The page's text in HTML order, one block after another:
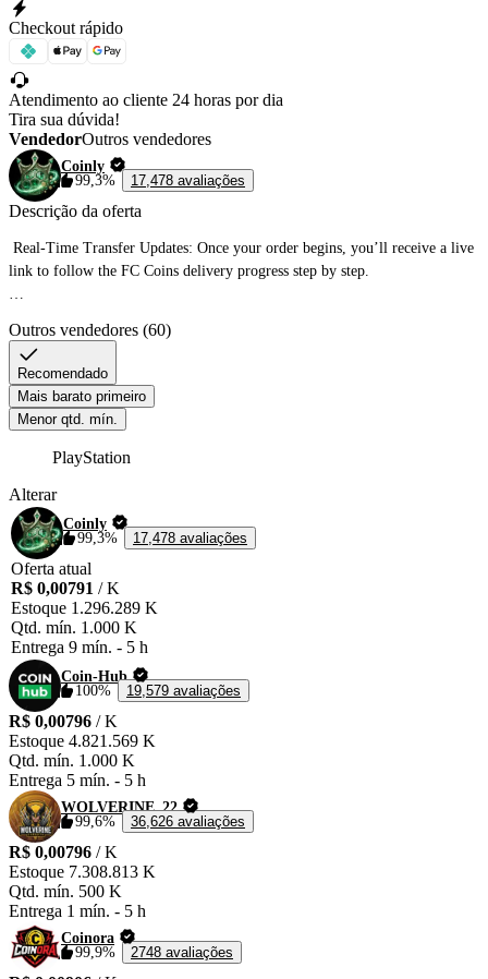
Checkout rápido
Atendimento ao cliente 24 horas por dia
Tira sua dúvida!
VendedorOutros vendedores
Coinly
99,3%
17,478 avaliações
Descrição da oferta
Real-Time Transfer Updates: Once your order begins, you’ll receive a live
link to follow the FC Coins delivery progress step by step.
🔸 Proven and dependable service
🔸 Fair and budget-friendly prices
🔸 Fast and protected transactions
🔸 24/7 customer support
🛡️ Safe and trusted delivery system
⚠️ Comfort Trade method is applied
⛔ Please avoid logging into your account during the process
Outros vendedores (60)
Recomendado
Mais barato primeiro
Menor qtd. mín.
PlayStation
Alterar
Coinly
99,3%
17,478 avaliações
Oferta atual
R$ 0,00791 / K
Estoque 1.296.289 K
Qtd. mín. 1.000 K
Entrega 9 mín. - 5 h
Coin-Hub
100%
19,579 avaliações
R$ 0,00796 / K
Estoque 4.821.569 K
Qtd. mín. 1.000 K
Entrega 5 mín. - 5 h
WOLVERINE_22
99,6%
36,626 avaliações
R$ 0,00796 / K
Estoque 7.308.813 K
Qtd. mín. 500 K
Entrega 1 mín. - 5 h
Coinora
99,9%
2748 avaliações